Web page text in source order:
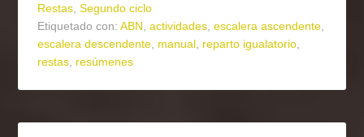
Restas ,Segundo ciclo
Etiquetado con:ABN ,actividades ,escalera ascendente
escalera descendente manual reparto igualatorio
restas resúmenes